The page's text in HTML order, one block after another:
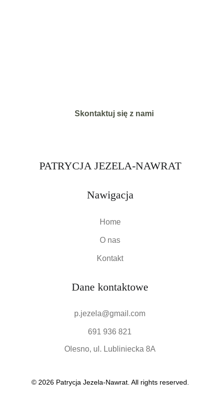
Skontaktuj się z nami
© 2026 Patrycja Jezela-Nawrat. All rights reserved.
PATRYCJA JEZELA-NAWRAT
Nawigacja
Home
O nas
Kontakt
Dane kontaktowe
p.jezela@gmail.com
691 936 821
Olesno, ul. Lubliniecka 8A